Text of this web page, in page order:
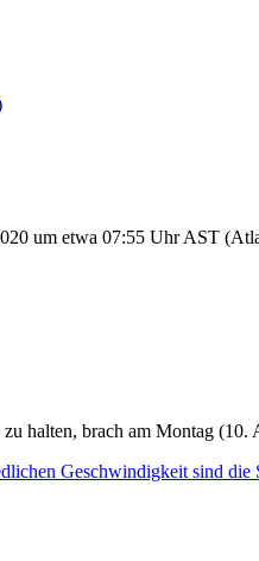
um etwa 07:55 Uhr AST
halten, brach am Montag (10.